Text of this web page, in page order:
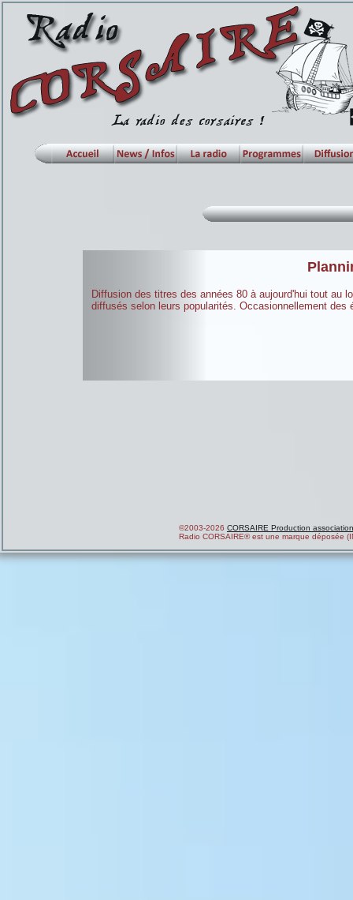
Diffusion des titres des années 80 à aujourd'hui tout au
diffusés selon leurs popularités. Occasionnellement
©2003-2026 CORSAIRE Production association
Radio CORSAIRE® est une marque déposée